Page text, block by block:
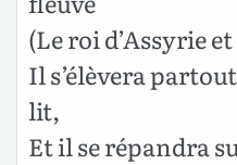
(Le roi d’Assyrie
Il s’élèvera
lit,
Et il se répandra